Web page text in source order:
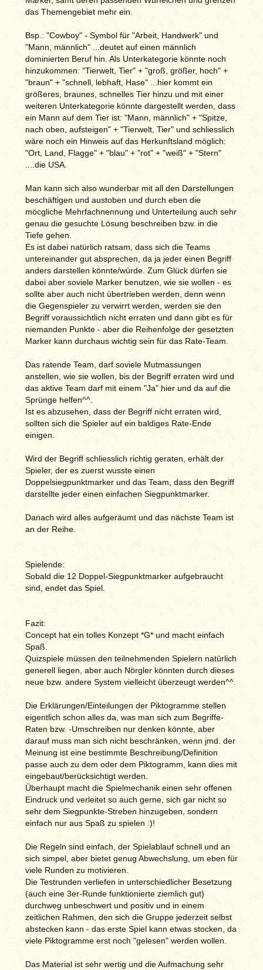
das Themengebiet mehr ein.
Bsp.: "Cowboy" - Symbol für "Arbeit, Handwerk" und
"Mann, männlich" ...deutet auf einen männlich
dominierten Beruf hin. Als Unterkategorie könnte noch
hinzukommen: "Tierwelt, Tier" + "groß, größer, hoch" +
"braun" + "schnell, lebhaft, Hase" ...hier kommt ein
größeres, braunes, schnelles Tier hinzu und mit einer
weiteren Unterkategorie könnte dargestellt werden, dass
ein Mann auf dem Tier ist: "Mann, männlich" + "Spitze,
nach oben, aufsteigen" + "Tierwelt, Tier" und schliesslich
wäre noch ein Hinweis auf das Herkunftsland möglich:
"Ort, Land, Flagge" + "blau" + "rot" + "weiß" + "Stern"
....die USA.
Man kann sich also wunderbar mit all den Darstellungen
beschäftigen und austoben und durch eben die
möcgliche Mehrfachnennung und Unterteilung auch sehr
genau die gesuchte Lösung beschreiben bzw. in die
Tiefe gehen.
Es ist dabei natürlich ratsam, dass sich die Teams
untereinander gut absprechen, da ja jeder einen Begriff
anders darstellen könnte/würde. Zum Glück dürfen sie
dabei aber soviele Marker benutzen, wie sie wollen - es
sollte aber auch nicht übertrieben werden, denn wenn
die Gegenspieler zu verwirrt werden, werden sie den
Begriff voraussichtlich nicht erraten und dann gibt es für
niemanden Punkte - aber die Reihenfolge der gesetzten
Marker kann durchaus wichtig sein für das Rate-Team.
Das ratende Team, darf soviele Mutmassungen
anstellen, wie sie wollen, bis der Begriff erraten wird und
das aktive Team darf mit einem "Ja" hier und da auf die
Sprünge helfen^^.
Ist es abzusehen, dass der Begriff nicht erraten wird,
sollten sich die Spieler auf ein baldiges Rate-Ende
einigen.
Wird der Begriff schliesslich richtig geraten, erhält der
Spieler, der es zuerst wusste einen
Doppelsiegpunktmarker und das Team, dass den Begriff
darstellte jeder einen einfachen Siegpunktmarker.
Danach wird alles aufgeräumt und das nächste Team ist
an der Reihe.
Spielende:
Sobald die 12 Doppel-Siegpunktmarker aufgebraucht
sind, endet das Spiel.
Fazit:
Concept hat ein tolles Konzept *G* und macht einfach
Spaß.
Quizspiele müssen den teilnehmenden Spielern natürlich
generell liegen, aber auch Nörgler könnten durch dieses
neue bzw. andere System vielleicht überzeugt werden^^.
Die Erklärungen/Einteilungen der Piktogramme stellen
eigentlich schon alles da, was man sich zum Begriffe-
Raten bzw. -Umschreiben nur denken könnte, aber
darauf muss man sich nicht beschränken, wenn jmd. der
Meinung ist eine bestimmte Beschreibung/Definition
passe auch zu dem oder dem Piktogramm, kann dies mit
eingebaut/berücksichtigt werden.
Überhaupt macht die Spielmechanik einen sehr offenen
Eindruck und verleitet so auch gerne, sich gar nicht so
sehr dem Siegpunkte-Streben hinzugeben, sondern
einfach nur aus Spaß zu spielen :)!
Die Regeln sind einfach, der Spielablauf schnell und an
sich simpel, aber bietet genug Abwechslung, um eben für
viele Runden zu motivieren.
Die Testrunden verliefen in unterschiedlicher Besetzung
(auch eine 3er-Runde funktionierte ziemlich gut)
durchweg unbeschwert und positiv und in einem
zeitlichen Rahmen, den sich die Gruppe jederzeit selbst
abstecken kann - das erste Spiel kann etwas stocken, da
viele Piktogramme erst noch "gelesen" werden wollen.
Das Material ist sehr wertig und die Aufmachung sehr